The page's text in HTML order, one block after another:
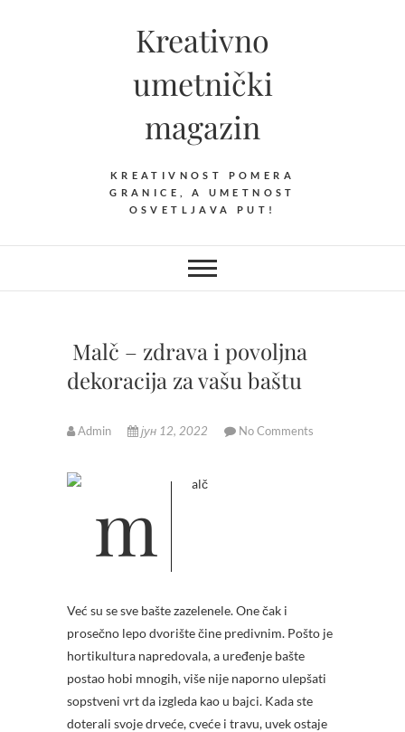
Kreativno
umetnički
magazin
KREATIVNOST POMERA
GRANICE, A UMETNOST
OSVETLJAVA PUT!
Malč – zdrava i povoljna
dekoracija za vašu baštu
Admin јун 12, 2022 No Comments
Već su se sve bašte zazelenele. One čak i
prosečno lepo dvorište čine predivnim. Pošto je
hortikultura napredovala, a uređenje bašte
postao hobi mnogih, više nije naporno ulepšati
sopstveni vrt da izgleda kao u bajci. Kada ste
doterali svoje drveće, cveće i travu, uvek ostaje